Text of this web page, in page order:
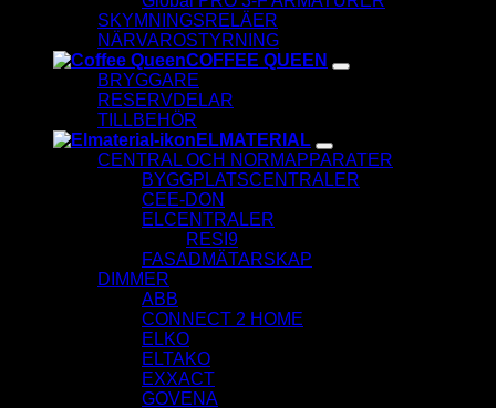
SKYMNINGSRELÄER
NÄRVAROSTYRNING
COFFEE QUEEN
BRYGGARE
RESERVDELAR
TILLBEHÖR
ELMATERIAL
CENTRAL OCH NORMAPPARATER
BYGGPLATSCENTRALER
CEE-DON
ELCENTRALER
RESI9
FASADMÄTARSKAP
DIMMER
ABB
CONNECT 2 HOME
ELKO
ELTAKO
EXXACT
GOVENA